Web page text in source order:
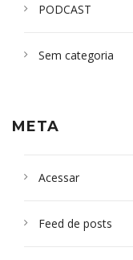
PODCAST
Sem categoria
META
Acessar
Feed de posts